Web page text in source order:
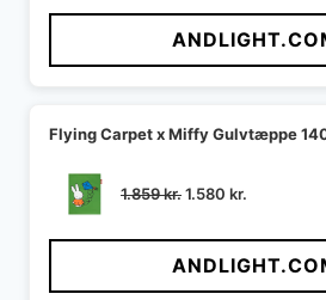
pris
var:
1.899 kr..
pris
er:
1.425 kr..
Flying Carpet x Miffy Gulvtæppe
1.859kr.Den
pris
var:
1.859 kr..
1.580 kr.
pris
er:
1.580 kr..